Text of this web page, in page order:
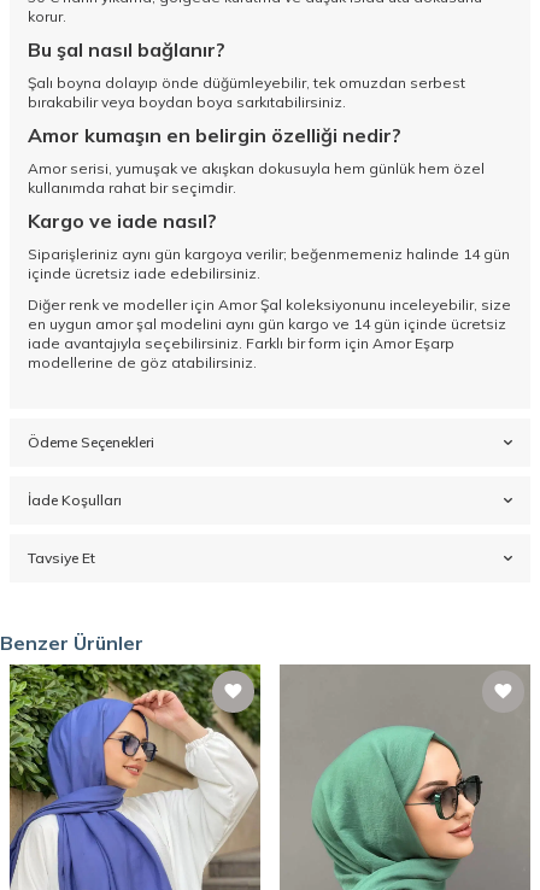
korur.
Bu şal nasıl bağlanır?
Şalı boyna dolayıp önde düğümleyebilir, tek omuzdan serbest
bırakabilir veya boydan boya sarkıtabilirsiniz.
Amor kumaşın en belirgin özelliği nedir?
Amor serisi, yumuşak ve akışkan dokusuyla hem günlük hem özel
kullanımda rahat bir seçimdir.
Kargo ve iade nasıl?
Siparişleriniz aynı gün kargoya verilir; beğenmemeniz halinde 14 gün
içinde ücretsiz iade edebilirsiniz.
Diğer renk ve modeller için Amor Şal koleksiyonunu inceleyebilir, size
en uygun amor şal modelini aynı gün kargo ve 14 gün içinde ücretsiz
iade avantajıyla seçebilirsiniz. Farklı bir form için Amor Eşarp
modellerine de göz atabilirsiniz.
Ödeme Seçenekleri
İade Koşulları
Tavsiye Et
Benzer Ürünler